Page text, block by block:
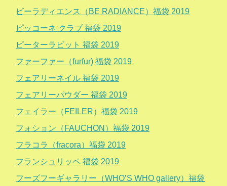
ビーラディエンス（BE RADIANCE）福袋 2019
ピッコーネ クラブ 福袋 2019
ピーターラビット 福袋 2019
ファーファー（furfur) 福袋 2019
フェアリーネイル 福袋 2019
フェアリーパウダー 福袋 2019
フェイラー（FEILER）福袋 2019
フォション（FAUCHON）福袋 2019
フラコラ（fracora）福袋 2019
フランシュリッペ 福袋 2019
フーズフーギャラリー（WHO’S WHO gallery）福袋